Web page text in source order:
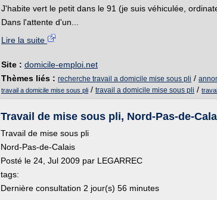
J'habite vert le petit dans le 91 (je suis véhiculée,
Dans l'attente d'un...
Lire la suite
Site : domicile-emploi.net
Thèmes liés : recherche travail a domicile mise sous pli /
travail a domicile mise sous pli / travail a domicile mise sous pli /
Travail de mise sous pli, Nord-Pas-de-
Travail de mise sous pli
Nord-Pas-de-Calais
Posté le 24, Jul 2009 par LEGARREC
tags:
Dernière consultation 2 jour(s) 56 minutes